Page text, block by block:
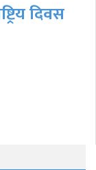
दिवस